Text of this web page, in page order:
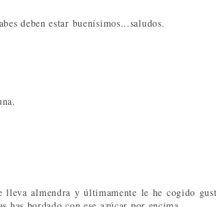
deben estar buenísimos...saludos.
lleva almendra y últimamente le he cogido